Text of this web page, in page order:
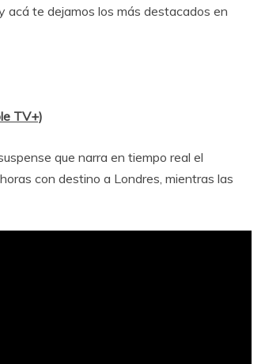
acá te dejamos los más destacados en
TV+)
que narra en tiempo real el
con destino a Londres, mientras las